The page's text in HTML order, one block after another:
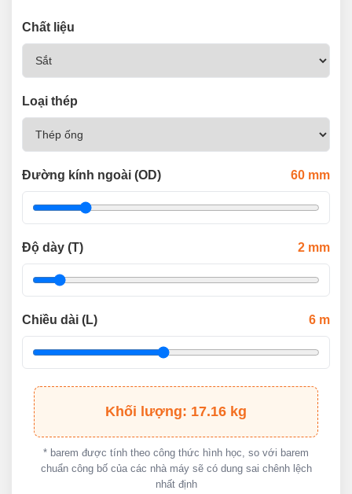
Chất liệu
Loại thép
Đường kính ngoài (OD) 60 mm
Độ dày (T) 2 mm
Chiều dài (L) 6 m
Khối lượng: 17.16 kg
* barem được tính theo công thức hình học, so với barem
chuẩn công bố của các nhà máy sẽ có dung sai chênh lệch
nhất định